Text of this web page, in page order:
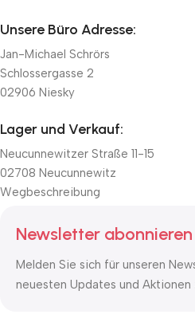
Unsere Büro Adresse:
Jan-Michael Schrörs
Schlossergasse 2
02906 Niesky
Lager und Verkauf:
Neucunnewitzer Straße 11-15
02708 Neucunnewitz
Wegbeschreibung
Newsletter abonnieren
Melden Sie sich für unseren
neuesten Updates und Aktionen